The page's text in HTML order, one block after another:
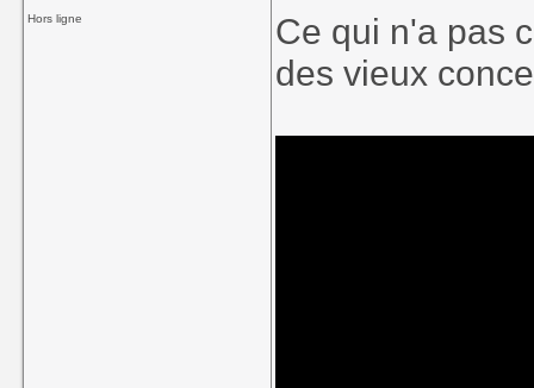
Hors ligne
Ce qui n'a pas
des vieux